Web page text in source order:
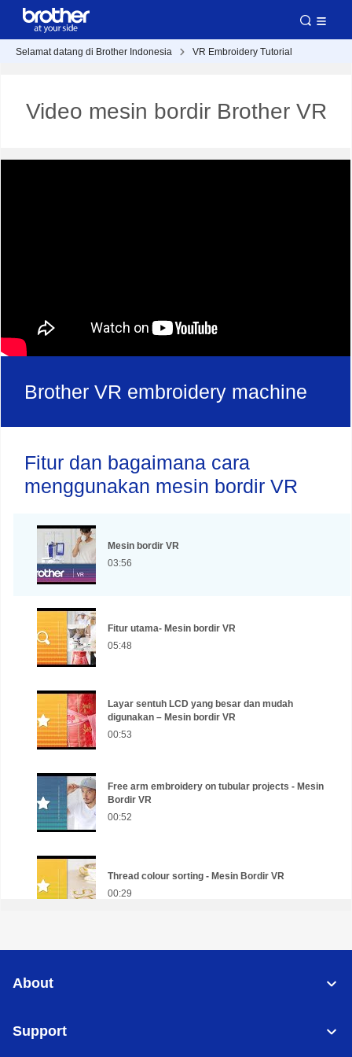
Selamat datang di Brother Indonesia VR Embroidery Tutorial
Video mesin bordir Brother VR
Brother VR embroidery machine
Fitur dan bagaimana cara
menggunakan mesin bordir VR
Mesin bordir VR
03:56
Fitur utama- Mesin bordir VR
05:48
Layar sentuh LCD yang besar dan mudah
digunakan – Mesin bordir VR
00:53
Free arm embroidery on tubular projects - Mesin
Bordir VR
00:52
Thread colour sorting - Mesin Bordir VR
00:29
LED embroidery positioning marker - Mesin
About
Support